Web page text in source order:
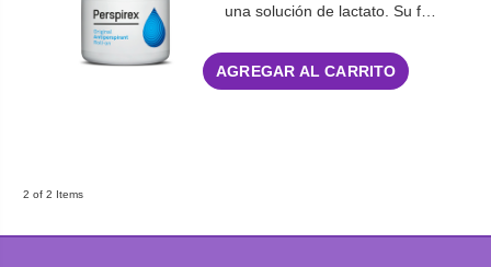
una solución de lactato. Su f…
AGREGAR AL CARRITO
2 of 2 Items